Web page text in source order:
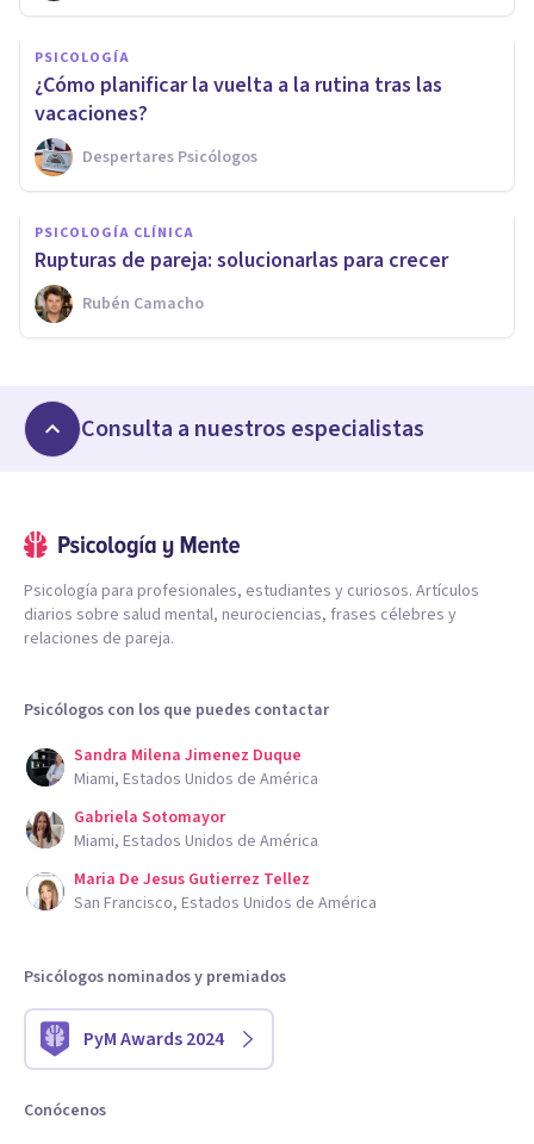
PSICOLOGÍA
¿Cómo planificar la vuelta a la rutina tras las
vacaciones?
Despertares Psicólogos
PSICOLOGÍA CLÍNICA
Rupturas de pareja: solucionarlas para crecer
Rubén Camacho
Consulta a nuestros especialistas
Psicología para profesionales, estudiantes y curiosos. Artículos
diarios sobre salud mental, neurociencias, frases célebres y
relaciones de pareja.
Psicólogos con los que puedes contactar
Sandra Milena Jimenez Duque
Miami, Estados Unidos de América
Gabriela Sotomayor
Miami, Estados Unidos de América
Maria De Jesus Gutierrez Tellez
San Francisco, Estados Unidos de América
Psicólogos nominados y premiados
PyM Awards 2024
Conócenos